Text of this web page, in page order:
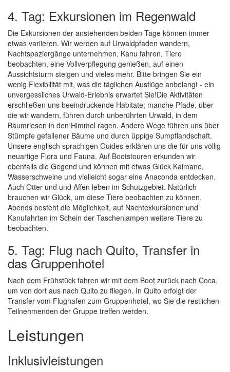
4. Tag: Exkursionen im Regenwald
Die Exkursionen der anstehenden beiden Tage können immer
etwas variieren. Wir werden auf Urwaldpfaden wandern,
Nachtspaziergänge unternehmen, Kanu fahren, Tiere
beobachten, eine Vollverpflegung genießen, auf einen
Aussichtsturm steigen und vieles mehr. Bitte bringen Sie ein
wenig Flexibilität mit, was die täglichen Ausflüge anbelangt - ein
unvergessliches Urwald-Erlebnis erwartet Sie!Die Aktivitäten
erschließen uns beeindruckende Habitate; manche Pfade, über
die wir wandern, führen durch unberührten Urwald, in dem
Baumriesen in den Himmel ragen. Andere Wege führen uns über
Stümpfe gefallener Bäume und durch üppige Sumpflandschaft.
Unsere englisch sprachigen Guides erklären uns die für uns völlig
neuartige Flora und Fauna. Auf Bootstouren erkunden wir
ebenfalls die Gegend und können mit etwas Glück Kaimane,
Wasserschweine und vielleicht sogar eine Anaconda entdecken.
Auch Otter und und Affen leben im Schutzgebiet. Natürlich
brauchen wir Glück, um diese Tiere beobachten zu können.
Abends besteht die Möglichkeit, auf Nachtexkursionen und
Kanufahrten im Schein der Taschenlampen weitere Tiere zu
beobachten.
5. Tag: Flug nach Quito, Transfer in
das Gruppenhotel
Nach dem Frühstück fahren wir mit dem Boot zurück nach Coca,
um von dort aus nach Quito zu fliegen. In Quito erfolgt der
Transfer vom Flughafen zum Gruppenhotel, wo Sie die restlichen
Teilnehmenden der Gruppe treffen werden.
Leistungen
Inklusivleistungen